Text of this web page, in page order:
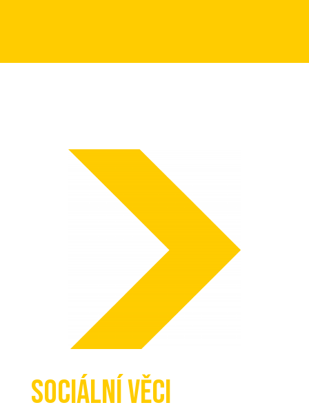
SOCIÁLNÍ VĚCI